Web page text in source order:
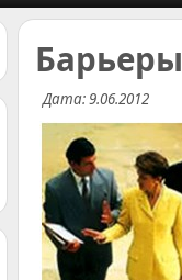
Дата: 9.06.2012